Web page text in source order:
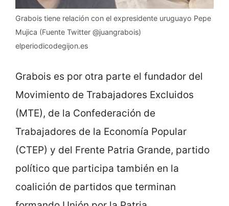
Grabois tiene relación con el expresidente uruguayo Pepe
Mujica (Fuente Twitter @juangrabois)
elperiodicodegijon.es
Grabois es por otra parte el fundador del
Movimiento de Trabajadores Excluidos
(MTE), de la Confederación de
Trabajadores de la Economía Popular
(CTEP) y del Frente Patria Grande, partido
político que participa también en la
coalición de partidos que terminan